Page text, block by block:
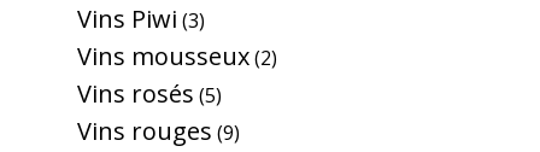
Vins Piwi 3
Vins mousseux 2
Vins rosés 5
Vins rouges 9